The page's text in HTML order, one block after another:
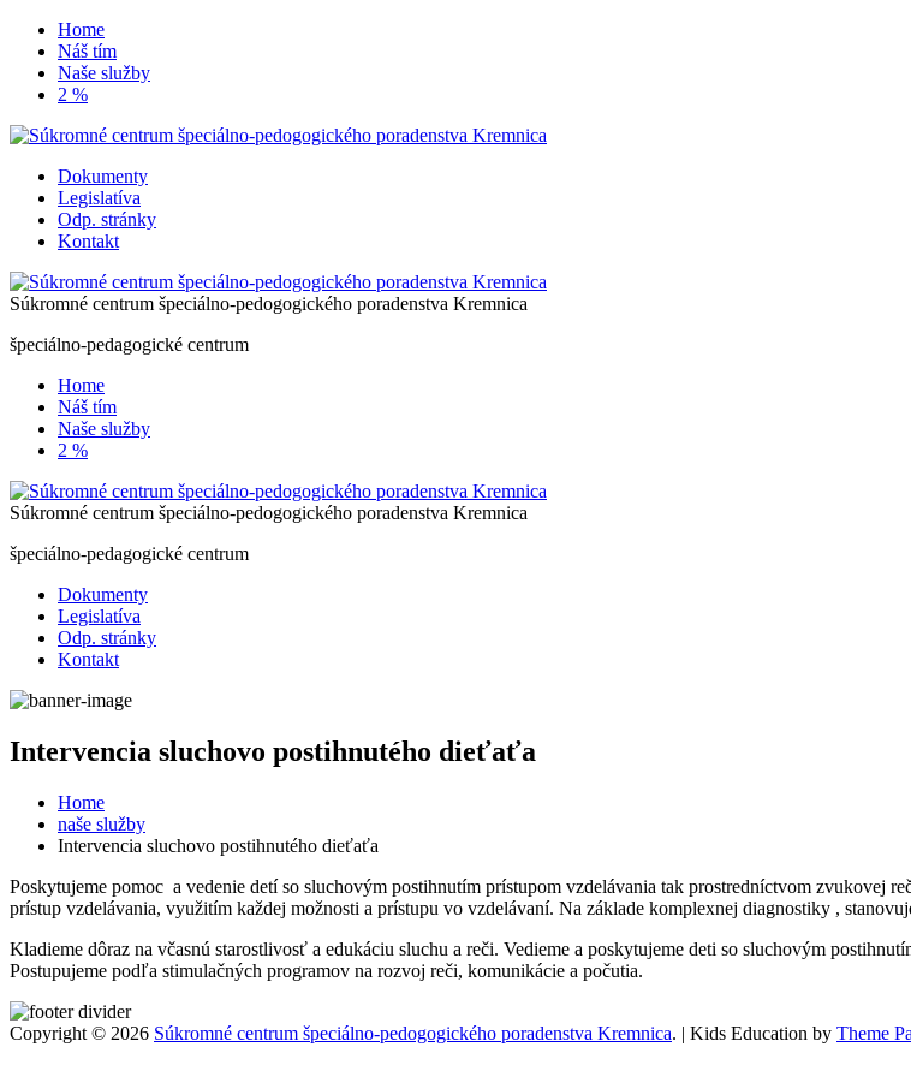
Skip
content
Home
Náš tím
Naše služby
2 %
Dokumenty
Legislatíva
Odp. stránky
Kontakt
Súkromné centrum špeciálno-pedogogického poradenstva Kremnica
špeciálno-pedagogické centrum
Home
Náš tím
Naše služby
2 %
Súkromné centrum špeciálno-pedogogického poradenstva Kremnica
špeciálno-pedagogické centrum
Dokumenty
Legislatíva
Odp. stránky
Kontakt
Intervencia sluchovo postihnutého dieťaťa
Home
naše služby
Intervencia sluchovo postihnutého dieťaťa
Poskytujeme pomoc a vedenie detí so sluchovým postihnutím prístupom vzdelávania tak prostredníctvom zvukovej
prístup vzdelávania, využitím každej možnosti a prístupu vo vzdelávaní. Na základe komplexnej diagnostiky ,
Kladieme dôraz na včasnú starostlivosť a edukáciu sluchu a reči. Vedieme a poskytujeme deti so sluchovým
Postupujeme podľa stimulačných programov na rozvoj reči, komunikácie a počutia.
Copyright © 2026 Súkromné centrum špeciálno-pedogogického poradenstva Kremnica. | Kids Education by Theme